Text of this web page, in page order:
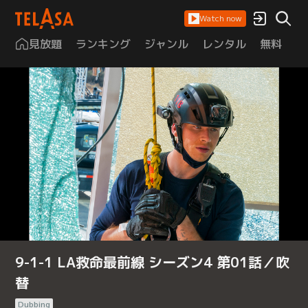
Watch now
見放題 ランキング ジャンル レンタル 無料
9-1-1 LA救命最前線 シーズン4 第01話／吹
替
Dubbing